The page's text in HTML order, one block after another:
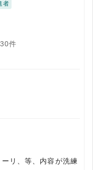
者
件
リ、等、内容が洗練